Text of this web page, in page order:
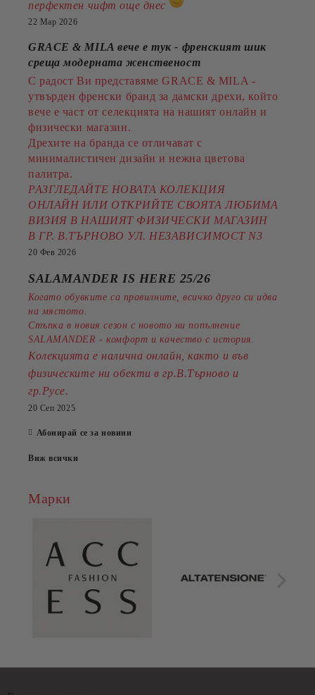
перфектен чифт още днес
22 Мар 2026
GRACE & MILA вече е тук - френският шик
среща модерната женственост
С радост Ви представяме GRACE & MILA -
утвърден френски бранд за дамски дрехи, който
вече е част от селекцията на нашият онлайн и
физически магазин.
Дрехите на бранда се отличават с
минималистичен дизайн и нежна цветова
палитра.
РАЗГЛЕДАЙТЕ НОВАТА КОЛЕКЦИЯ
ОНЛАЙН ИЛИ ОТКРИЙТЕ СВОЯТА ЛЮБИМА
ВИЗИЯ В НАШИЯТ ФИЗИЧЕСКИ МАГАЗИН
В ГР. В.ТЪРНОВО УЛ. НЕЗАВИСИМОСТ N3
20 Фев 2026
SALAMANDER IS HERE 25/26
Когато обувките са правилните, всичко друго си идва
на мястото.
Стъпка в новия сезон с новото ни попълнение
SALAMANDER - комфорт и качество с история.
Колекцията е налична онлайн, както и във
физическите ни обекти в гр.В.Търново и
гр.Русе.
20 Сеп 2025
Абонирай се за новини
Виж всички
Марки